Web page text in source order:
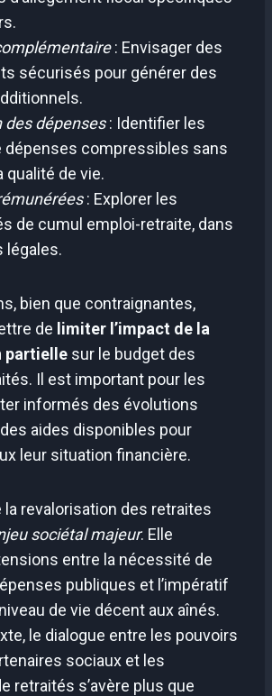
: Envisager des
sécurisés pour générer des
des dépenses: Identifier les
dépenses compressibles sans
qualité de vie.
: Explorer les
de cumul emploi-retraite, dans
légales.
bien que contraignantes,
de limiter l’impact de la
partielle sur le budget des
Il est important pour les
informés des évolutions
aides disponibles pour
leur situation financière.
la revalorisation des retraites
sociétal majeur. Elle
entre la nécessité de
publiques et l’impératif
de vie décent aux aînés.
le dialogue entre les pouvoirs
sociaux et les
retraités s’avère plus que